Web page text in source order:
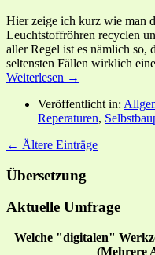
Hier zeige ich kurz wie man
Leuchtstoffröhren recyclen
aller Regel ist es nämlich so,
seltensten Fällen wirklich
Weiterlesen →
Veröffentlicht in:
Reperaturen,
← Ältere Einträge
Übersetzung
Aktuelle Umfrage
Welche "digitalen"
(Mehrere